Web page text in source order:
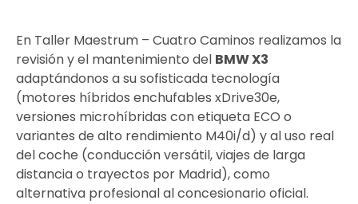
En Taller Maestrum – Cuatro Caminos realizamos la
revisión y el mantenimiento del BMW X3
adaptándonos a su sofisticada tecnología
(motores híbridos enchufables xDrive30e,
versiones microhíbridas con etiqueta ECO o
variantes de alto rendimiento M40i/d) y al uso real
del coche (conducción versátil, viajes de larga
distancia o trayectos por Madrid), como
alternativa profesional al concesionario oficial.